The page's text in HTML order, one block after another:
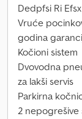
Dedpfsi Ri
Vruće
godina
Kočioni sistem
Dvovodna
za lakši servis
Parkirna
2